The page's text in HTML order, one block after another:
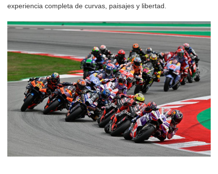
experiencia completa de curvas, paisajes y libertad.